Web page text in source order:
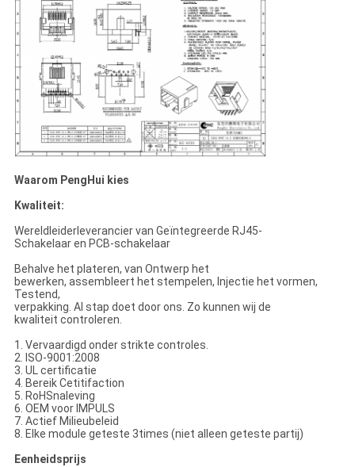
Waarom PengHui kies
Kwaliteit:
Wereldleiderleverancier van Geïntegreerde RJ45-
Schakelaar en PCB-schakelaar
Behalve het plateren, van Ontwerp het
bewerken, assembleert het stempelen, Injectie het vormen,
Testend,
verpakking. Al stap doet door ons. Zo kunnen wij de
kwaliteit controleren.
1. Vervaardigd onder strikte controles.
2. ISO-9001:2008
3. UL certificatie
4. Bereik Cetitifaction
5. RoHSnaleving
6. OEM voor IMPULS
7. Actief Milieubeleid
8. Elke module geteste 3times (niet alleen geteste partij)
Eenheidsprijs